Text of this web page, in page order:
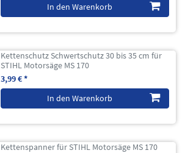
In den Warenkorb
Kettenschutz Schwertschutz 30 bis 35 cm für
STIHL Motorsäge MS 170
3,99 € *
In den Warenkorb
Kettenspanner für STIHL Motorsäge MS 170